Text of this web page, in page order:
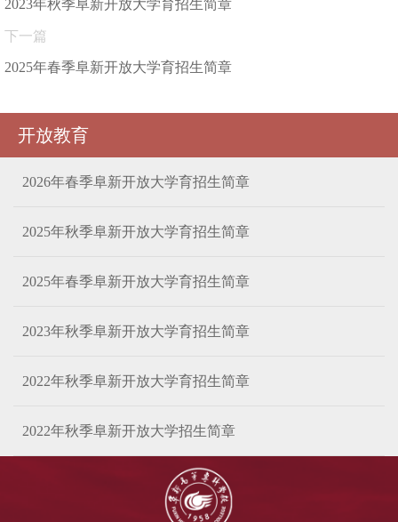
2023年秋季阜新开放大学育招生简章
下一篇
2025年春季阜新开放大学育招生简章
开放教育
2026年春季阜新开放大学育招生简章
2025年秋季阜新开放大学育招生简章
2025年春季阜新开放大学育招生简章
2023年秋季阜新开放大学育招生简章
2022年秋季阜新开放大学育招生简章
2022年秋季阜新开放大学招生简章